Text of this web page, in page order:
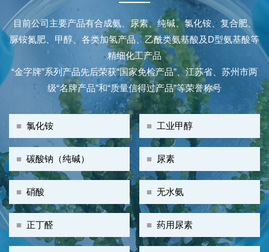
目前公司主要产品有合成氨、尿素、纯碱、氯化铵、复合肥、
脲铵氮肥、甲醇、各类加氢产品、乙酰类氨基酸及D型氨基酸等
精细化工产品
“金字牌”系列产品先后荣获“国家免检产品”、江苏省、苏州市两
级“名牌产品”和“质量信得过产品”等荣誉称号
■ 工业甲醇
■ 氯化铵
■ 尿素
■ 碳酸钠（纯碱）
■无水氨
■ 硝酸
■药用尿素
■ 正丁醛